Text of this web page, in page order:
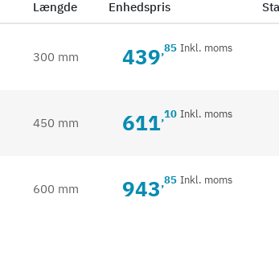
Længde Enhedspris
300 mm 439,85 Inkl. moms
450 mm 611,10 Inkl. moms
600 mm 943,85 Inkl. moms